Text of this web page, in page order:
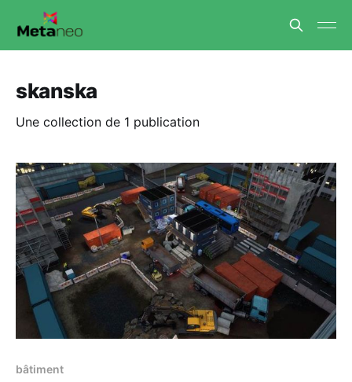
skanska
Une collection de 1 publication
bâtiment